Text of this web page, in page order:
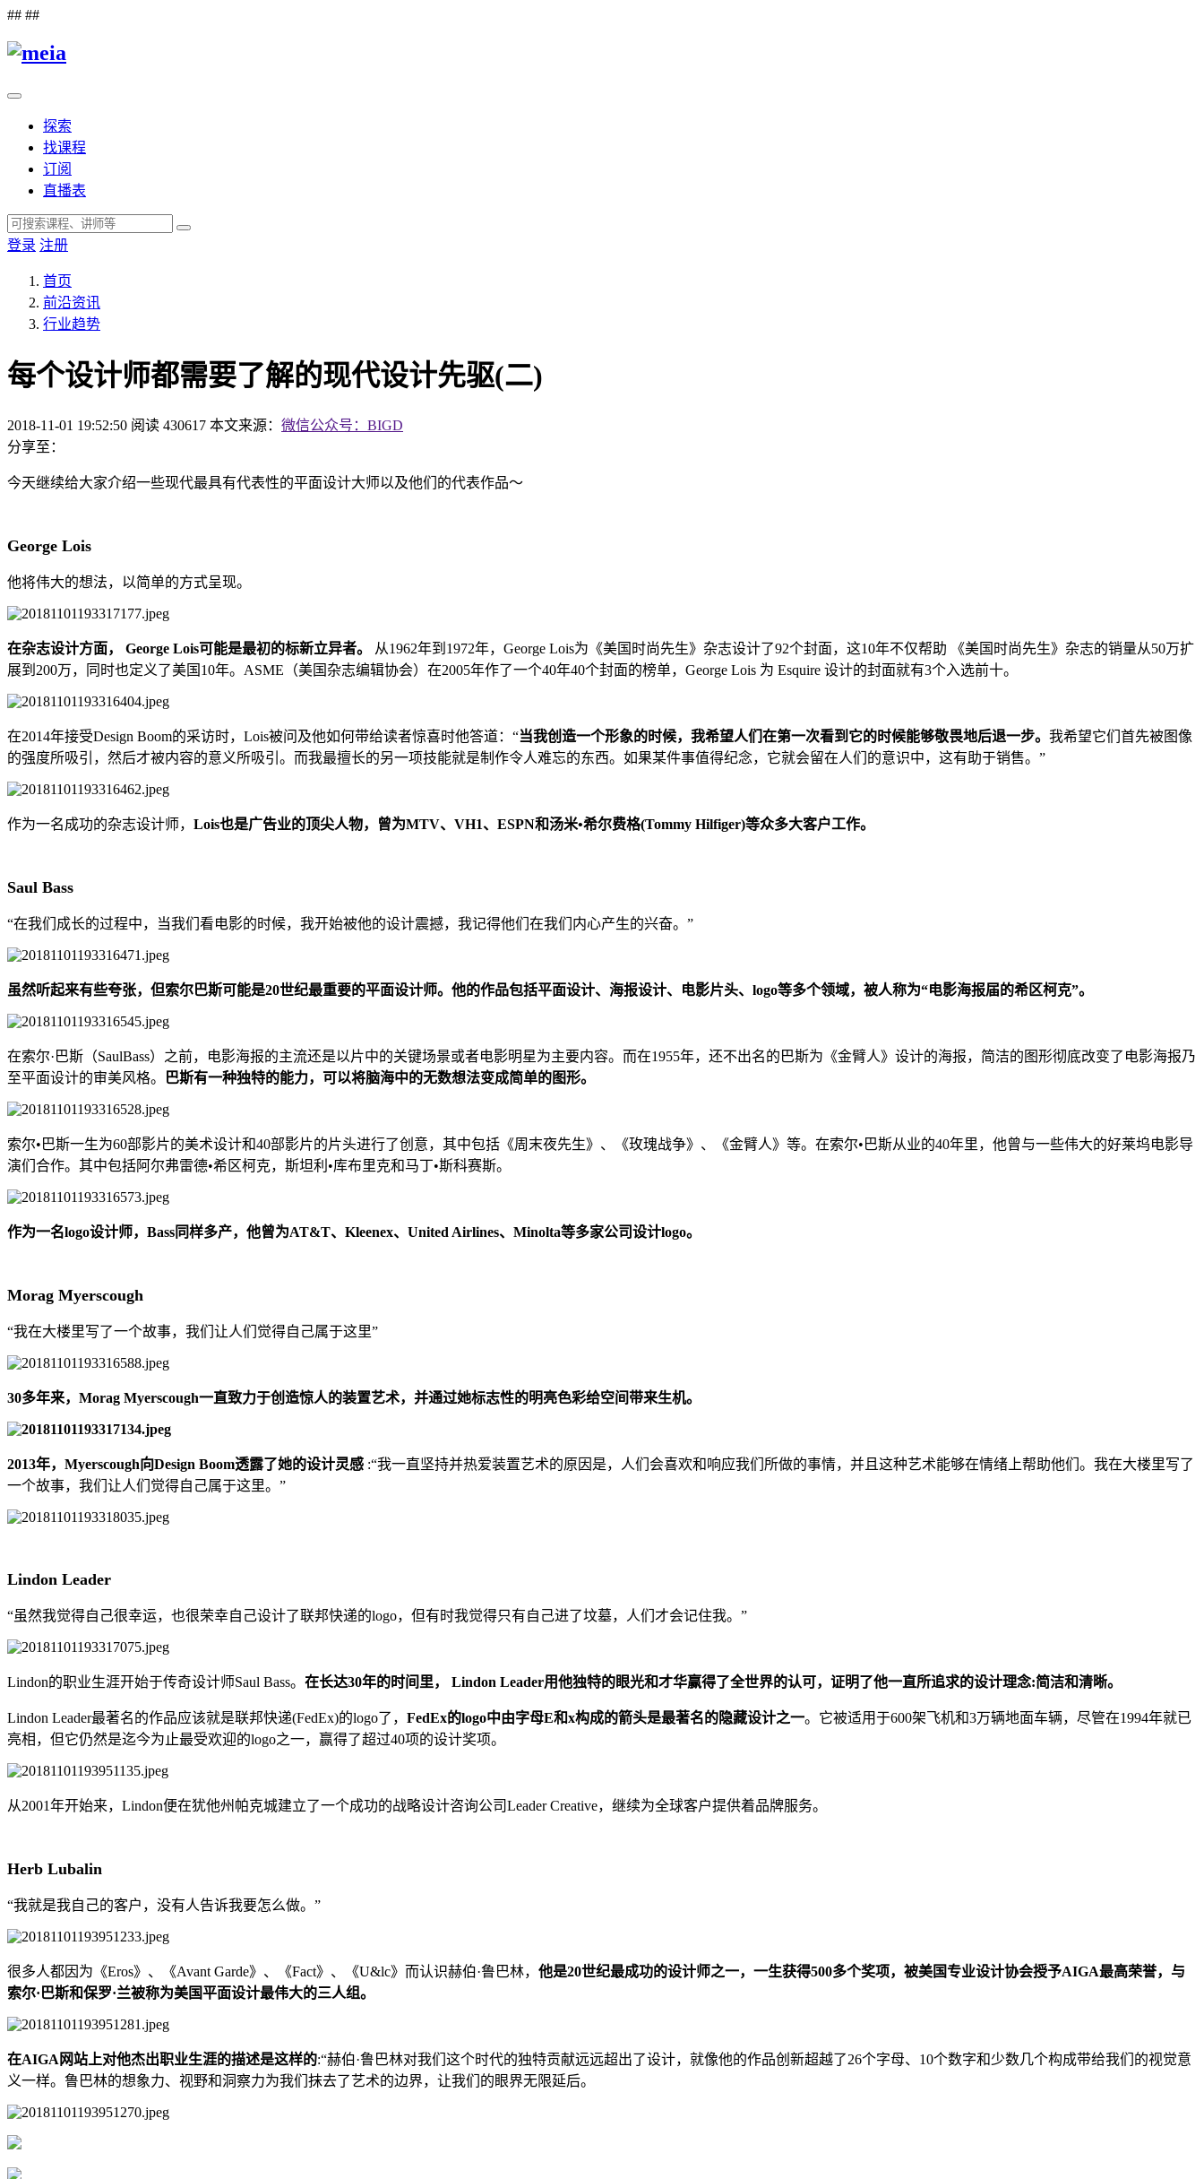
## ##
探索
找课程
订阅
直播表
登录 注册
首页
前沿资讯
行业趋势
每个设计师都需要了解的现代设计先驱(二)
2018-11-01 19:52:50 阅读 430617 本文来源： 微信公众号：BIGD
分享至：
今天继续给大家介绍一些现代最具有代表性的平面设计大师以及他们的代表作品～
George Lois
他将伟大的想法，以简单的方式呈现。
在杂志设计方面， George Lois可能是最初的标新立异者。
从1962年到1972年，George Lois为《美国时尚先生》杂志设计了92个封面，这10年不仅帮助 《美国时尚先生》杂志的销量从50万扩
展到200万，同时也定义了美国10年。ASME（美国杂志编辑协会）在2005年作了一个40年40个封面的榜单，George Lois 为 Esquire 设计的封面就有3个入选前十。
在2014年接受Design Boom的采访时，Lois被问及他如何带给读者惊喜时他答道：“当我创造一个形象的时候，我希望人们在第一次看到它的时候能够敬畏地后退一步。 我希望它们首先被图像
的强度所吸引，然后才被内容的意义所吸引。而我最擅长的另一项技能就是制作令人难忘的东西。如果某件事值得纪念，它就会留在人们的意识中，这有助于销售。”
作为一名成功的杂志设计师， Lois也是广告业的顶尖人物，曾为MTV、VH1、ESPN和汤米•希尔费格(Tommy Hilfiger)等众多大客户工作。
Saul Bass
“在我们成长的过程中，当我们看电影的时候，我开始被他的设计震撼，我记得他们在我们内心产生的兴奋。”
虽然听起来有些夸张，但索尔巴斯可能是20世纪最重要的平面设计师。他的作品包括平面设计、海报设计、电影片头、logo等多个领域，被人称为“电影海报届的希区柯克”。
在索尔·巴斯（SaulBass）之前，电影海报的主流还是以片中的关键场景或者电影明星为主要内容。而在1955年，还不出名的巴斯为《金臂人》设计的海报，简洁的图形彻底改变了电影海报乃
至平面设计的审美风格。
巴斯有一种独特的能力，可以将脑海中的无数想法变成简单的图形。
索尔•巴斯一生为60部影片的美术设计和40部影片的片头进行了创意，其中包括《周末夜先生》、《玫瑰战争》、《金臂人》等。在索尔•巴斯从业的40年里，他曾与一些伟大的好莱坞电影导
演们合作。其中包括阿尔弗雷德•希区柯克，斯坦利•库布里克和马丁•斯科赛斯。
作为一名logo设计师，Bass同样多产，他曾为AT&T、Kleenex、United Airlines、Minolta等多家公司设计logo。
Morag Myerscough
“我在大楼里写了一个故事，我们让人们觉得自己属于这里”
30多年来，Morag Myerscough一直致力于创造惊人的装置艺术，并通过她标志性的明亮色彩给空间带来生机。
2013年，Myerscough向Design Boom透露了她的设计灵感 :“我一直坚持并热爱装置艺术的原因是，人们会喜欢和响应我们所做的事情，并且这种艺术能够在情绪上帮助他们。我在大楼里写了
一个故事，我们让人们觉得自己属于这里。”
Lindon Leader
“虽然我觉得自己很幸运，也很荣幸自己设计了联邦快递的logo，但有时我觉得只有自己进了坟墓，人们才会记住我。”
Lindon的职业生涯开始于传奇设计师Saul Bass。 在长达30年的时间里， Lindon Leader用他独特的眼光和才华赢得了全世界的认可，证明了他一直所追求的设计理念:简洁和清晰。
Lindon Leader最著名的作品应该就是联邦快递(FedEx)的logo了， FedEx的logo中由字母E和x构成的箭头是最著名的隐藏设计之一。它被适用于600架飞机和3万辆地面车辆，尽管在1994年就已
亮相，但它仍然是迄今为止最受欢迎的logo之一，赢得了超过40项的设计奖项。
从2001年开始来，Lindon便在犹他州帕克城建立了一个成功的战略设计咨询公司Leader Creative，继续为全球客户提供着品牌服务。
Herb Lubalin
“我就是我自己的客户，没有人告诉我要怎么做。”
很多人都因为《Eros》、《Avant Garde》、《Fact》、《U&lc》而认识赫伯·鲁巴林， 他是20世纪最成功的设计师之一，一生获得500多个奖项，被美国专业设计协会授予AIGA最高荣誉，与
索尔·巴斯和保罗·兰被称为美国平面设计最伟大的三人组。
在AIGA网站上对他杰出职业生涯的描述是这样的:“赫伯·鲁巴林对我们这个时代的独特贡献远远超出了设计，就像他的作品创新超越了26个字母、10个数字和少数几个构成带给我们的视觉意
义一样。鲁巴林的想象力、视野和洞察力为我们抹去了艺术的边界，让我们的眼界无限延后。